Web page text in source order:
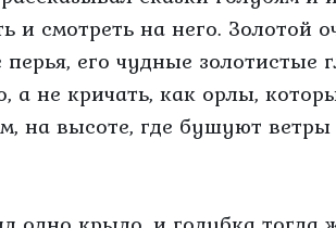
и смотреть на него. Золотой
его чудные золотистые
а не кричать, как орлы,
на высоте, где бушуют